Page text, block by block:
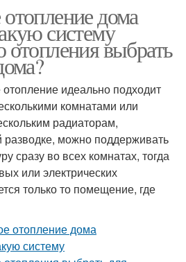
дома
систему
отопления выбрать
идеально подходит
комнатами или
радиаторам,
можно поддерживать
сразу во всех комнатах, тогда
или электрических
только то помещение, где